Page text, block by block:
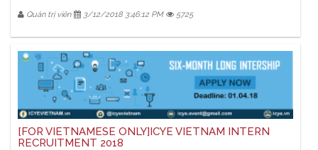
Quản trị viên 3/12/2018 3:46:12 PM 5725
[FOR VIETNAMESE ONLY]ICYE VIETNAM INTERN
RECRUITMENT 2018